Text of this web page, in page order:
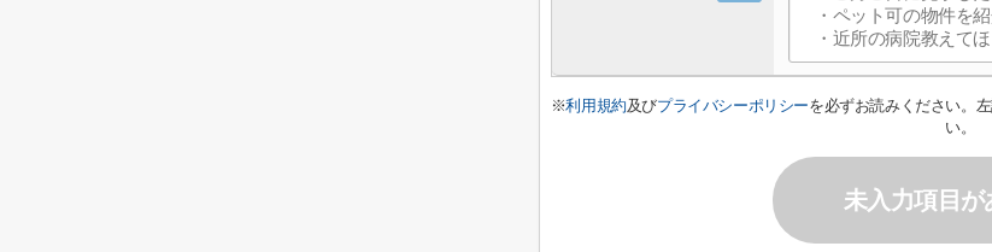
※利用規約及びプライバシーポリシーを必ずお読みください。
い。
未入力項目が